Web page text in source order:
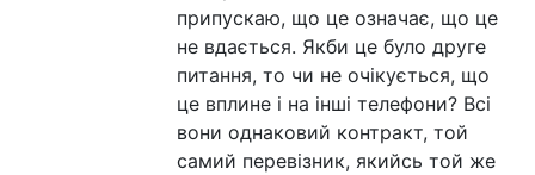
припускаю, що це означає, що це
не вдається. Якби це було друге
питання, то чи не очікується, що
це вплине і на інші телефони? Всі
вони однаковий контракт, той
самий перевізник, якийсь той же